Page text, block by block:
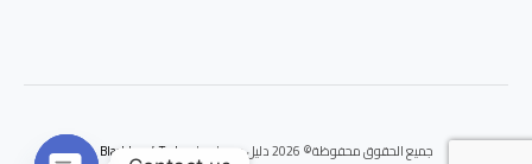
اطباء انف واذن وحنجرة(4)
اطباء اورام وعلاج كيميائى
جميع الحقوق محفوظة© 2026 دليل مصر | برعايه Blackbox 4 Tech